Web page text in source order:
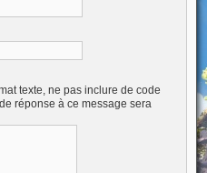
texte, ne pas inclure de code
réponse à ce message sera